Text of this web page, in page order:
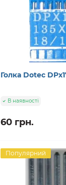
Голка Dotec
В наявності
60 грн.
Популярний